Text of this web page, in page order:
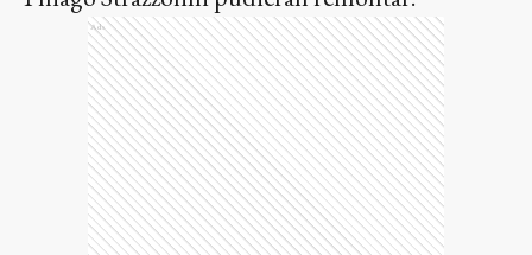
Ads